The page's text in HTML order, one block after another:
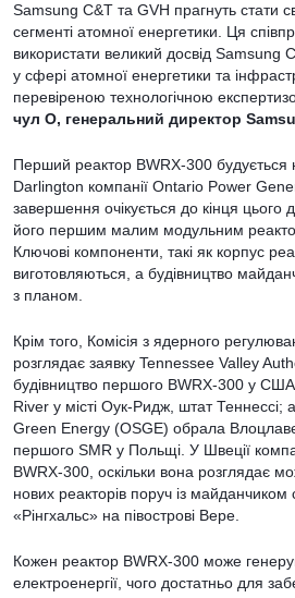
Samsung C&T та GVH прагнуть стати
сегменті атомної енергетики. Ця
використати великий досвід Samsung
у сфері атомної енергетики та
перевіреною технологічною
чул О, генеральний директор
Перший реактор BWRX-300 будується
Darlington компанії Ontario Power
завершення очікується до кінця цього
його першим малим модульним
Ключові компоненти, такі як корпус
виготовляються, а будівництво
з планом.
Крім того, Комісія з ядерного
розглядає заявку Tennessee Valley
будівництво першого BWRX-300 у
River у місті Оук-Ридж, штат Теннессі;
Green Energy (OSGE) обрала
першого SMR у Польщі. У Швеції
BWRX-300, оскільки вона розглядає
нових реакторів поруч із майданчиком
«Рінгхальс» на півострові Вере.
Кожен реактор BWRX-300 може
електроенергії, чого достатньо для